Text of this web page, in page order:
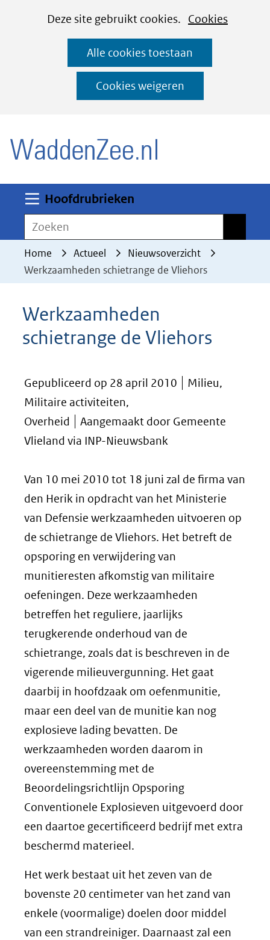
CookiesDeze site gebruikt cookies. Cookies
deze
worden
toegestaan
geweigerd.
Alle cookies toestaan
Cookies weigeren
Ga
naar
de
inhoud
Hoofdrubrieken
Zoeken
Home Actueel
Nieuwsoverzicht
Werkzaamheden schietrange de Vliehors
Werkzaamheden
schietrange de Vliehors
Gepubliceerd op 28 april 2010
Milieu,
Militaire activiteiten,
Overheid
Aangemaakt door Gemeente
Vlieland via INP-Nieuwsbank
Van 10 mei 2010 tot 18 juni zal de firma van
den Herik in opdracht van het Ministerie
van Defensie werkzaamheden uitvoeren op
de schietrange de Vliehors. Het betreft de
opsporing en verwijdering van
munitieresten afkomstig van militaire
oefeningen. Deze werkzaamheden
betreffen het reguliere, jaarlijks
terugkerende onderhoud van de
schietrange, zoals dat is beschreven in de
vigerende milieuvergunning. Het gaat
daarbij in hoofdzaak om oefenmunitie,
maar een deel van de munitie kan nog
explosieve lading bevatten. De
werkzaamheden worden daarom in
overeenstemming met de
Beoordelingsrichtlijn Opsporing
Conventionele Explosieven uitgevoerd door
een daartoe gecertificeerd bedrijf met extra
beschermd materieel.
Het werk bestaat uit het zeven van de
bovenste 20 centimeter van het zand van
enkele (voormalige) doelen door middel
van een strandreiniger. Daarnaast zal een